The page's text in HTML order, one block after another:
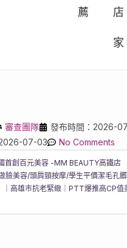
薦 店
家
審查團隊
發布時間：2026-
07-03
No Comments
首創百元美容 -MM BEAUTY高鐵店
臉美容/頭肩頸按摩/學生平價潔毛孔
｜高雄市抗老緊緻｜PTT爆推高CP值